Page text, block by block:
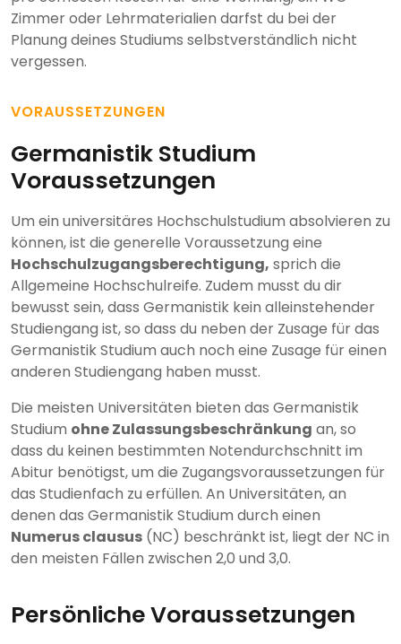
Zimmer oder Lehrmaterialien darfst du bei der
Planung deines Studiums selbstverständlich nicht
vergessen.
VORAUSSETZUNGEN
Germanistik Studium
Voraussetzungen
Um ein universitäres Hochschulstudium absolvieren zu
können, ist die generelle Voraussetzung eine
Hochschulzugangsberechtigung, sprich die
Allgemeine Hochschulreife. Zudem musst du dir
bewusst sein, dass Germanistik kein alleinstehender
Studiengang ist, so dass du neben der Zusage für das
Germanistik Studium auch noch eine Zusage für einen
anderen Studiengang haben musst.
Die meisten Universitäten bieten das Germanistik
Studium ohne Zulassungsbeschränkung an, so
dass du keinen bestimmten Notendurchschnitt im
Abitur benötigst, um die Zugangsvoraussetzungen für
das Studienfach zu erfüllen. An Universitäten, an
denen das Germanistik Studium durch einen
Numerus clausus (NC) beschränkt ist, liegt der NC in
den meisten Fällen zwischen 2,0 und 3,0.
Persönliche Voraussetzungen